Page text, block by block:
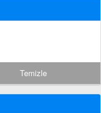
Temizle